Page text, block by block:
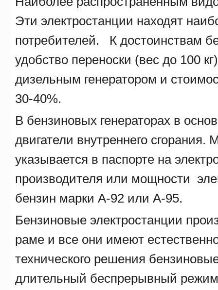
Эти электростанции находят
потребителей. К достоинствам
удобство переноски (вес до 100
дизельным генератором и
30-40%.
В бензиновых генераторах в
двигатели внутреннего сгорания.
указывается в паспорте на
производителя или мощности
бензин марки А-92 или А-95.
Бензиновые электростанции
раме и все они имеют
технического решения
длительный беспрерывный